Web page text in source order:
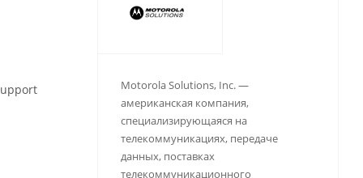
Motorola Solutions, Inc. —
американская компания,
специализирующаяся на
телекоммуникациях, передаче
данных, поставках
телекоммуникационного